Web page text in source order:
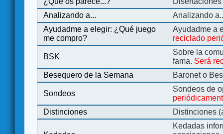
Analizando a...
Analizando
Ayudadme a elegir: ¿Qué juego
me compro?
Ayudadme a
reciclado
BSK
Sobre la
fama. Será
Besequero de la Semana
Baronet o
Sondeos
Sondeos de
Distinciones
Distinciones
Kedadas